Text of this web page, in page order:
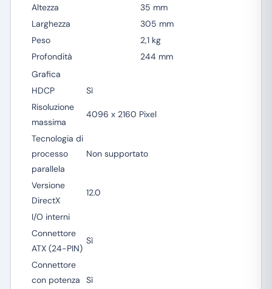
Altezza
35 mm
Larghezza
305 mm
Peso
2,1 kg
Profondità
244 mm
Grafica
HDCP
Sì
Risoluzione
massima
4096 x 2160 Pixel
Tecnologia di
processo
parallela
Non supportato
Versione
DirectX
12.0
I/O interni
Connettore
ATX (24-PIN)
Sì
Connettore
con potenza
Sì